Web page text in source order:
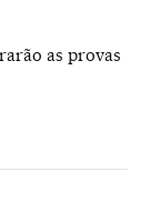
as provas